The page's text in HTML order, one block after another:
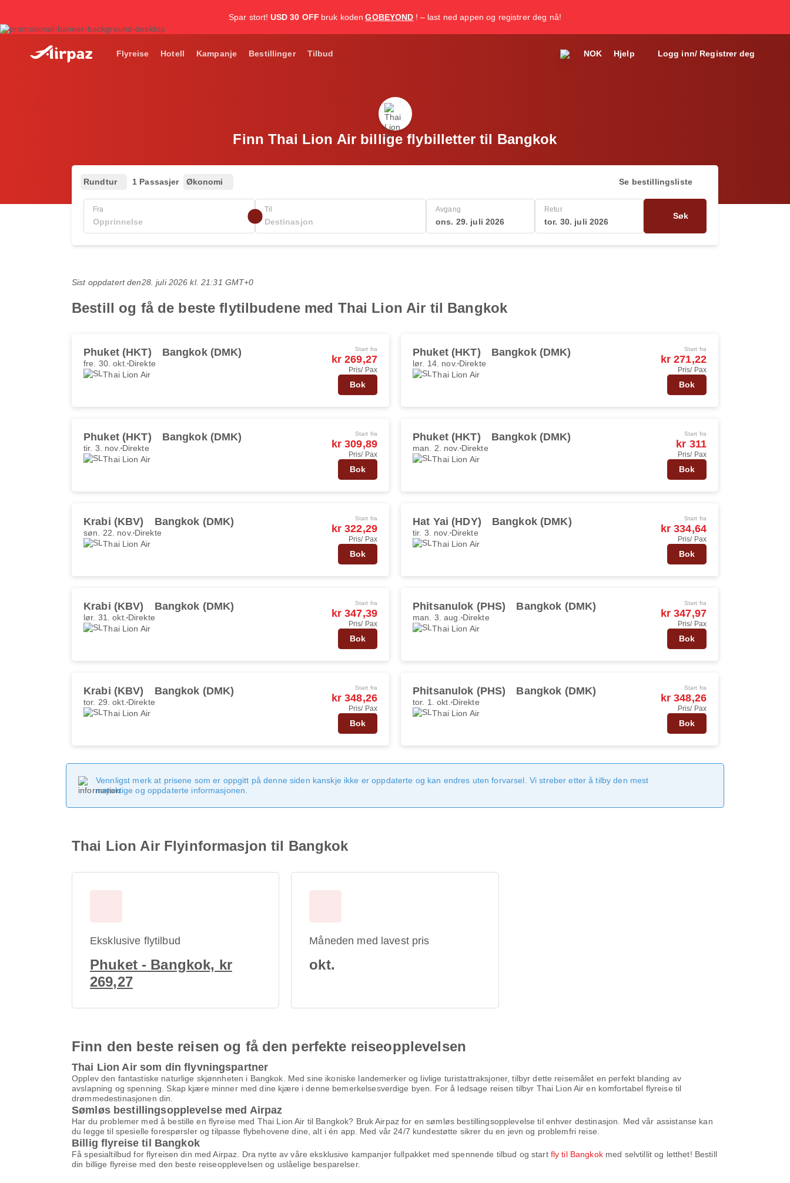
Spar stort! USD 30 OFF bruk koden GOBEYOND ! – last ned appen og registrer deg nå!
Flyreise Hotell Kampanje Bestillinger Tilbud NOK Hjelp Logg inn/ Registrer deg
Finn Thai Lion Air billige flybilletter til Bangkok
Rundtur 1 Passasjer Økonomi Se bestillingsliste
Fra Til Avgang
ons. 29. juli 2026
Retur
tor. 30. juli 2026
Søk
Sist oppdatert den28. juli 2026 kl. 21:31 GMT+0
Bestill og få de beste flytilbudene med Thai Lion Air til Bangkok
Phuket (HKT) Bangkok (DMK)
fre. 30. okt. Direkte
Thai Lion Air
Start fra
kr 269,27
Pris/ Pax
Bok
Phuket (HKT) Bangkok (DMK)
lør. 14. nov. Direkte
Thai Lion Air
Start fra
kr 271,22
Pris/ Pax
Bok
Phuket (HKT) Bangkok (DMK)
tir. 3. nov. Direkte
Thai Lion Air
Start fra
kr 309,89
Pris/ Pax
Bok
Phuket (HKT) Bangkok (DMK)
man. 2. nov. Direkte
Thai Lion Air
Start fra
kr 311
Pris/ Pax
Bok
Krabi (KBV) Bangkok (DMK)
søn. 22. nov. Direkte
Thai Lion Air
Start fra
kr 322,29
Pris/ Pax
Bok
Hat Yai (HDY) Bangkok (DMK)
tir. 3. nov. Direkte
Thai Lion Air
Start fra
kr 334,64
Pris/ Pax
Bok
Krabi (KBV) Bangkok (DMK)
lør. 31. okt. Direkte
Thai Lion Air
Start fra
kr 347,39
Pris/ Pax
Bok
Phitsanulok (PHS) Bangkok (DMK)
man. 3. aug. Direkte
Thai Lion Air
Start fra
kr 347,97
Pris/ Pax
Bok
Krabi (KBV) Bangkok (DMK)
tor. 29. okt. Direkte
Thai Lion Air
Start fra
kr 348,26
Pris/ Pax
Bok
Phitsanulok (PHS) Bangkok (DMK)
tor. 1. okt. Direkte
Thai Lion Air
Start fra
kr 348,26
Pris/ Pax
Bok
Vennligst merk at prisene som er oppgitt på denne siden kanskje ikke er oppdaterte og kan endres uten forvarsel. Vi streber etter å tilby den mest
nøyaktige og oppdaterte informasjonen.
Thai Lion Air Flyinformasjon til Bangkok
Eksklusive flytilbud
Phuket - Bangkok, kr
269,27
Måneden med lavest pris
okt.
Finn den beste reisen og få den perfekte reiseopplevelsen
Thai Lion Air som din flyvningspartner
Opplev den fantastiske naturlige skjønnheten i Bangkok. Med sine ikoniske landemerker og livlige turistattraksjoner, tilbyr dette reisemålet en perfekt blanding av
avslapning og spenning. Skap kjære minner med dine kjære i denne bemerkelsesverdige byen. For å ledsage reisen tilbyr Thai Lion Air en komfortabel flyreise til
drømmedestinasjonen din.
Sømløs bestillingsopplevelse med Airpaz
Har du problemer med å bestille en flyreise med Thai Lion Air til Bangkok? Bruk Airpaz for en sømløs bestillingsopplevelse til enhver destinasjon. Med vår assistanse kan
du legge til spesielle forespørsler og tilpasse flybehovene dine, alt i én app. Med vår 24/7 kundestøtte sikrer du en jevn og problemfri reise.
Billig flyreise til Bangkok
Få spesialtilbud for flyreisen din med Airpaz. Dra nytte av våre eksklusive kampanjer fullpakket med spennende tilbud og start fly til Bangkokmed selvtillit og letthet! Bestill
din billige flyreise med den beste reiseopplevelsen og uslåelige besparelser.